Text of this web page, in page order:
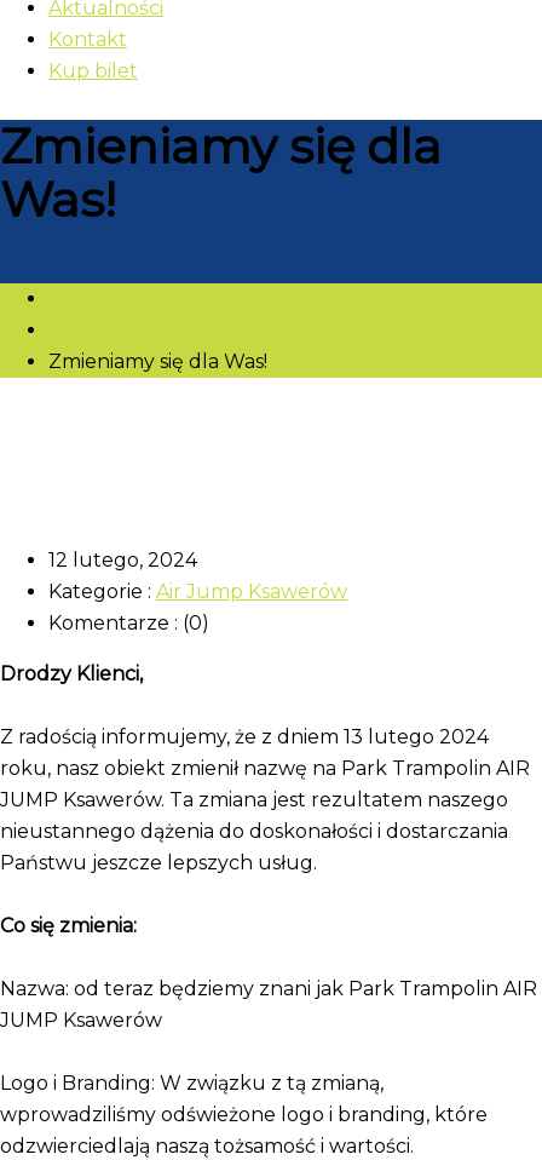
Aktualności
Kontakt
Kup bilet
Zmieniamy się dla
Was!
Zmieniamy się dla Was!
12 lutego, 2024
Kategorie : Air Jump Ksawerów
Komentarze : (0)
Drodzy Klienci,
Z radością informujemy, że z dniem 13 lutego 2024
roku, nasz obiekt zmienił nazwę na Park Trampolin AIR
JUMP Ksawerów. Ta zmiana jest rezultatem naszego
nieustannego dążenia do doskonałości i dostarczania
Państwu jeszcze lepszych usług.
Co się zmienia:
Nazwa: od teraz będziemy znani jak Park Trampolin AIR
JUMP Ksawerów
Logo i Branding: W związku z tą zmianą,
wprowadziliśmy odświeżone logo i branding, które
odzwierciedlają naszą tożsamość i wartości.